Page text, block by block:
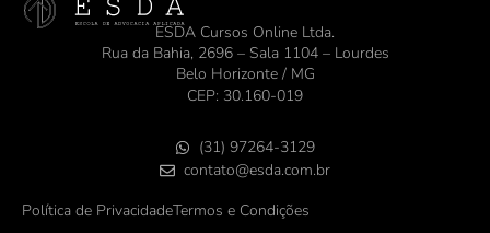
ESDA Cursos Online Ltda.
Rua da Bahia, 2696 – Sala 1104 – Lourdes
Belo Horizonte / MG
CEP: 30.160-019
Política de PrivacidadeTermos e Condições
(31) 97264-3129
contato@esda.com.br